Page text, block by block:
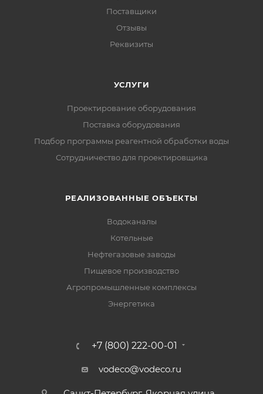
Поставщики
Отзывы
Реквизиты
УСЛУГИ
Проектирование оборудования
Поставка оборудования
Подбор программы реагентной обработки воды
Сотрудничество для проектировщика
РЕАЛИЗОВАННЫЕ ОБЪЕКТЫ
Водоканалы
Котельные
Нефтегазовые заводы
Пищевое производство
Агропромышленные комплексы
Энергетика
+7 (800) 222-00-01
vodeco@vodeco.ru